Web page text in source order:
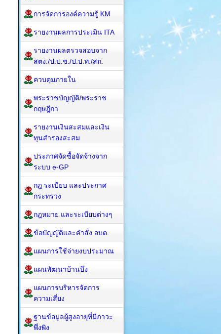
การจัดการองค์ความรู้ KM
รายงานผลการประเมิน ITA
รายงานผลตรวจสอบจาก
สตง./ป.ป.ช./ป.ป.ท./สถ.
ควบคุมภายใน
พระราชบัญญัติ/พระราช
กฤษฎีกา
รายงานเงินสะสมและเงิน
ทุนสำรองสะสม
ประกาศจัดซื้อจัดจ้างจาก
ระบบ e-GP
กฎ ระเบียบ และประกาศ
กระทรวง
กฎหมาย และระเบียบต่างๆ
ข้อบัญญัติและคำสั่ง อบต.
แผนการใช้จ่ายงบประมาณ
แผนพัฒนาบ้านบึง
แผนการบริหารจัดการ
ความเสี่ยง
ฐานข้อมูลผู้สูงอายุที่มีภาวะ
พึ่งพิง